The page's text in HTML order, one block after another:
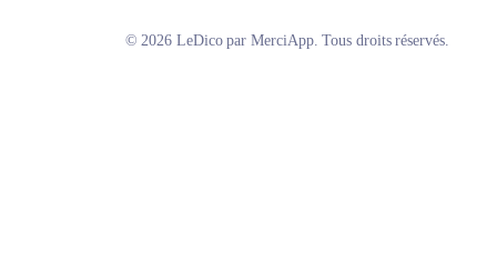
© 2026 LeDico par MerciApp. Tous droits réservés.